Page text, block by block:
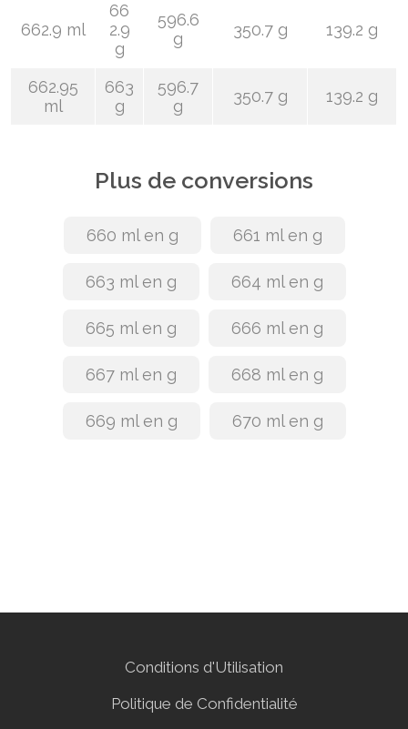
662.9 ml
66
2.9
g
596.6
g
350.7 g 139.2 g
662.95
ml
663
g
596.7
g
350.7 g 139.2 g
Plus de conversions
660 ml en g 661 ml en g
663 ml en g 664 ml en g
665 ml en g 666 ml en g
667 ml en g 668 ml en g
669 ml en g 670 ml en g
Conditions d'Utilisation
Politique de Confidentialité